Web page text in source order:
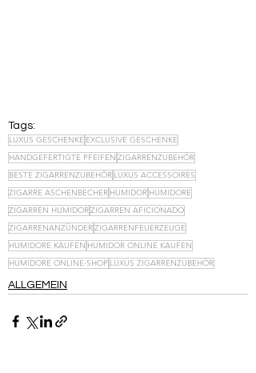
Tags:
LUXUS GESCHENKE EXCLUSIVE GESCHENKE
HANDGEFERTIGTE PFEIFEN ZIGARRENZUBEHÖR
BESTE ZIGARRENZUBEHÖR LUXUS ACCESSOIRES
ZIGARRE ASCHENBECHER HUMIDOR HUMIDORE
ZIGARREN HUMIDORZIGARREN AFICIONADO
ZIGARRENANZÜNDERZIGARRENFEUERZEUGE
HUMIDORE KAUFEN HUMIDOR ONLINE KAUFEN
HUMIDORE ONLINE-SHOP LUXUS ZIGARRENZUBEHÖR
ALLGEMEIN